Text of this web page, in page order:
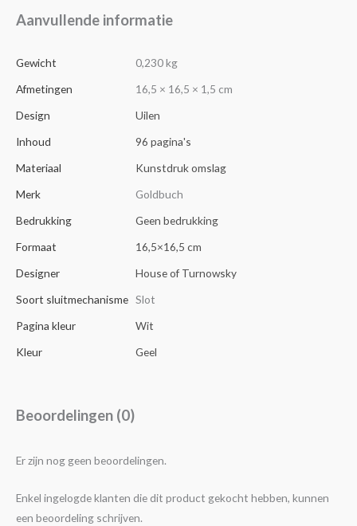
Aanvullende informatie
Gewicht
0,230 kg
Afmetingen
16,5 × 16,5 × 1,5 cm
Design
Uilen
Inhoud
96 pagina's
Materiaal
Kunstdruk omslag
Merk
Goldbuch
Bedrukking
Geen bedrukking
Formaat
16,5×16,5 cm
Designer
House of Turnowsky
Soort sluitmechanisme Slot
Pagina kleur
Wit
Kleur
Geel
Beoordelingen (0)
Er zijn nog geen beoordelingen.
Enkel ingelogde klanten die dit product gekocht hebben, kunnen
een beoordeling schrijven.